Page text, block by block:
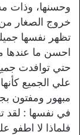
وحسنها، وذات
خروج الصغار
تظهر نفسها
احسن ما عندها
حتي توافدت
علي الجميع
مبهور ومفتون
في نفسها : لقد
فلماذا لا